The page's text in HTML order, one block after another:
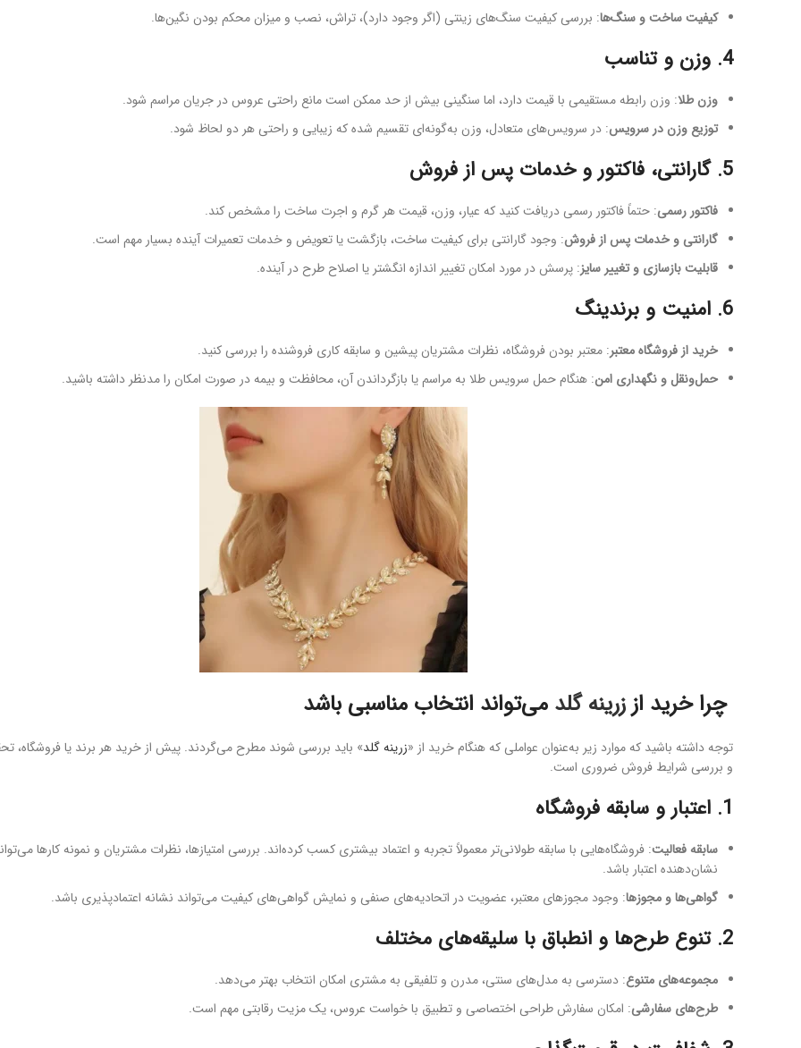
کیفیت ساخت و سنگ‌ها: بررسی کیفیت سنگ‌های زینتی (اگر وجود دارد)، تراش، نصب و میزان محکم بودن نگین‌ها.
4. وزن و تناسب
وزن طلا: وزن رابطه مستقیمی با قیمت دارد، اما سنگینی بیش از حد ممکن است مانع راحتی عروس در جریان مراسم شود.
توزیع وزن در سرویس: در سرویس‌های متعادل، وزن به‌گونه‌ای تقسیم شده که زیبایی و راحتی هر دو لحاظ شود.
5. گارانتی، فاکتور و خدمات پس از فروش
فاکتور رسمی: حتماً فاکتور رسمی دریافت کنید که عیار، وزن، قیمت هر گرم و اجرت ساخت را مشخص کند.
گارانتی و خدمات پس از فروش: وجود گارانتی برای کیفیت ساخت، بازگشت یا تعویض و خدمات تعمیرات آینده بسیار مهم است.
قابلیت بازسازی و تغییر سایز: پرسش در مورد امکان تغییر اندازه انگشتر یا اصلاح طرح در آینده.
6. امنیت و برندینگ
خرید از فروشگاه معتبر: معتبر بودن فروشگاه، نظرات مشتریان پیشین و سابقه کاری فروشنده را بررسی کنید.
حمل‌ونقل و نگهداری امن: هنگام حمل سرویس طلا به مراسم یا بازگرداندن آن، محافظت و بیمه در صورت امکان را مدنظر داشته باشید.
چرا خرید اززرینه گلدمی‌تواند انتخاب مناسبی باشد
توجه داشته باشید که موارد زیر به‌عنوان عواملی که هنگام خرید از « زرینه گلد» باید بررسی شوند مطرح می‌گردند. پیش از خرید هر برند یا فروشگاه،
و بررسی شرایط فروش ضروری است.
سابقه فعالیت: فروشگاه‌هایی با سابقه طولانی‌تر معمولاً تجربه و اعتماد بیشتری کسب کرده‌اند. بررسی امتیازها، نظرات مشتریان و نمونه کارها می‌تواند
نشان‌دهنده اعتبار باشد.
گواهی‌ها و مجوزها: وجود مجوزهای معتبر، عضویت در اتحادیه‌های صنفی و نمایش گواهی‌های کیفیت می‌تواند نشانه اعتمادپذیری باشد.
2. تنوع طرح‌ها و انطباق با سلیقه‌های مختلف
مجموعه‌های متنوع: دسترسی به مدل‌های سنتی، مدرن و تلفیقی به مشتری امکان انتخاب بهتر می‌دهد.
طرح‌های سفارشی: امکان سفارش طراحی اختصاصی و تطبیق با خواست عروس، یک مزیت رقابتی مهم است.